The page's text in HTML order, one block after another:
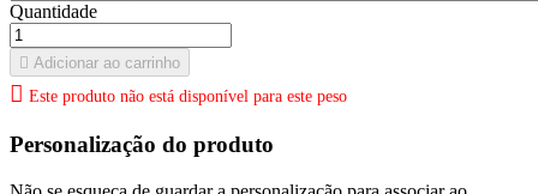
Quantidade
 Adicionar ao carrinho
 Este produto não está disponível para este peso
Personalização do produto